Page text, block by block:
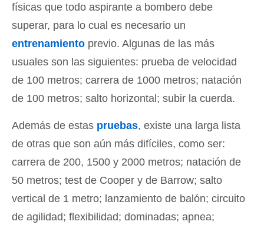
físicas que todo aspirante a bombero debe
superar, para lo cual es necesario un
entrenamiento previo. Algunas de las más
usuales son las siguientes: prueba de velocidad
de 100 metros; carrera de 1000 metros; natación
de 100 metros; salto horizontal; subir la cuerda.
Además de estas pruebas, existe una larga lista
de otras que son aún más difíciles, como ser:
carrera de 200, 1500 y 2000 metros; natación de
50 metros; test de Cooper y de Barrow; salto
vertical de 1 metro; lanzamiento de balón; circuito
de agilidad; flexibilidad; dominadas; apnea;